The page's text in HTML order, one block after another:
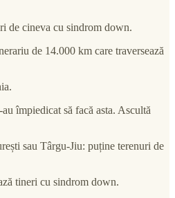
de cineva cu sindrom down.
de 14.000 km care traversează
împiedicat să facă asta. Ascultă
sau Târgu-Jiu: puține terenuri de
tineri cu sindrom down.